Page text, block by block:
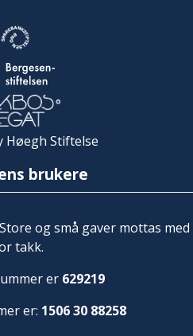
Høegh Stiftelse
brukere
og små gaver mottas med
takk.
er 629219
er: 1506 30 88258